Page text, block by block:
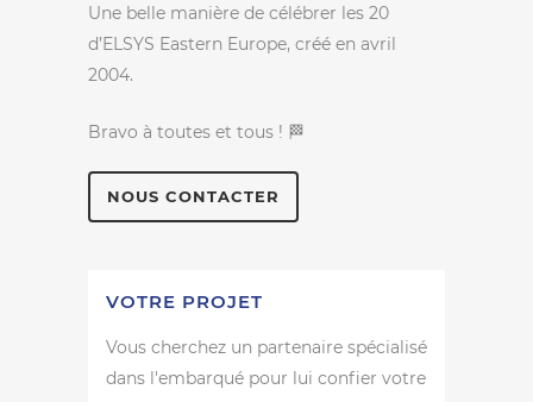
Une belle manière de célébrer les 20
d’ELSYS Eastern Europe, créé en avril
2004.
Bravo à toutes et tous ! 🏁
NOUS CONTACTER
VOTRE PROJET
Vous cherchez un partenaire spécialisé
dans l'embarqué pour lui confier votre